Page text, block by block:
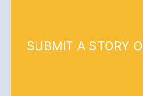
SUBMIT A STORY